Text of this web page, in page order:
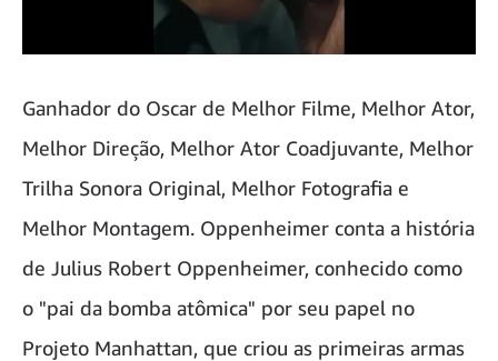
Ganhador do Oscar de Melhor Filme, Melhor Ator,
Melhor Direção, Melhor Ator Coadjuvante, Melhor
Trilha Sonora Original, Melhor Fotografia e
Melhor Montagem. Oppenheimer conta a história
de Julius Robert Oppenheimer, conhecido como
o "pai da bomba atômica" por seu papel no
Projeto Manhattan, que criou as primeiras armas